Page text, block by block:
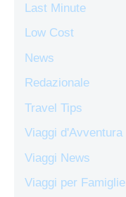
Last Minute
Low Cost
News
Redazionale
Travel Tips
Viaggi d'Avventura
Viaggi News
Viaggi per Famiglie